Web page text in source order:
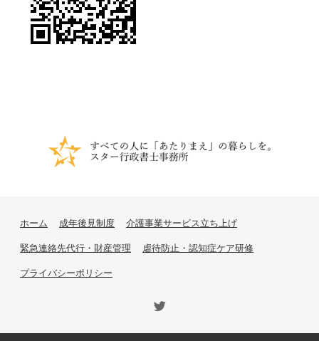
ホーム 成年後見制度 介護事業サービス立ち上げ
緊急連絡先代行・財産管理 虐待防止・認知症ケア研修
プライバシーポリシー